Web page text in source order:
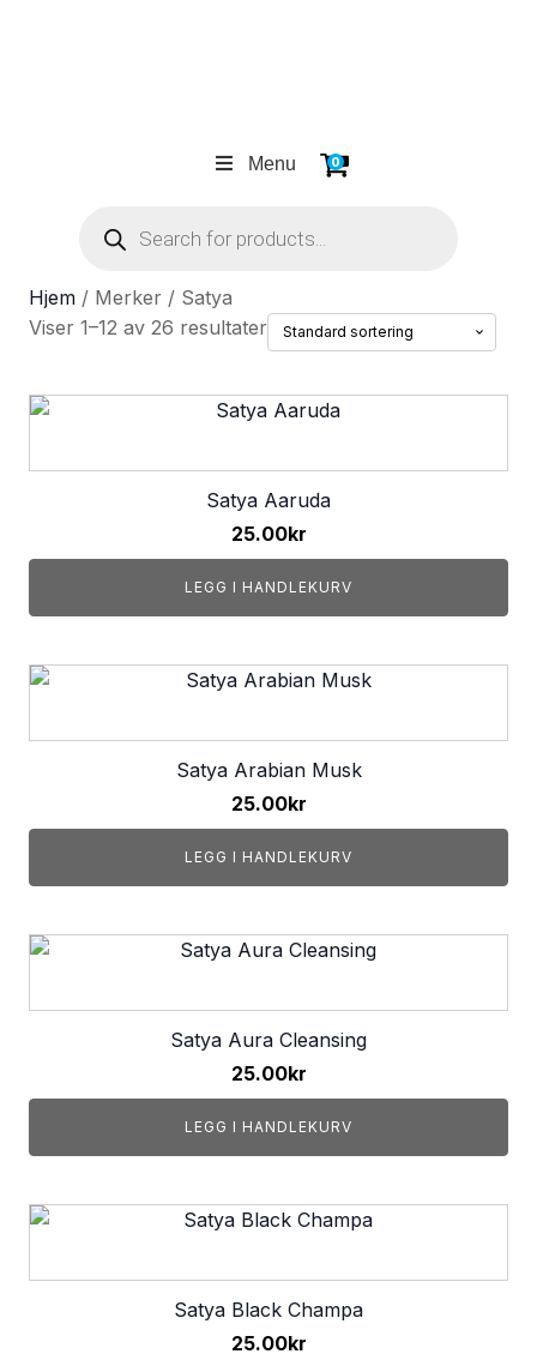
Menu 0
Products
search
Hjem / Merker / Satya
Viser 1–12 av 26 resultater
Satya Aaruda
25.00kr
LEGG I HANDLEKURV
Satya Arabian Musk
25.00kr
LEGG I HANDLEKURV
Satya Aura Cleansing
25.00kr
LEGG I HANDLEKURV
Satya Black Champa
25.00kr